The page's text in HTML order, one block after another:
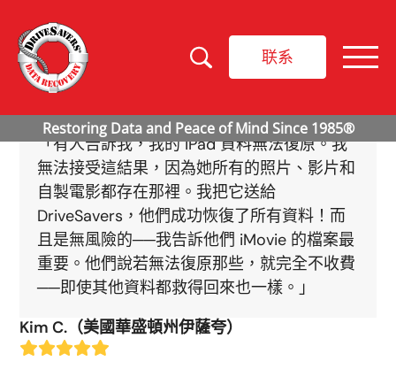
联系
「有人告訴我，我的 iPad 資料無法復原。我
無法接受這結果，因為她所有的照片、影片和
自製電影都存在那裡。我把它送給
DriveSavers，他們成功恢復了所有資料！而
且是無風險的──我告訴他們 iMovie 的檔案最
重要。他們說若無法復原那些，就完全不收費
──即使其他資料都救得回來也一樣。」
Kim C.（美國華盛頓州伊薩夸）
Rating: